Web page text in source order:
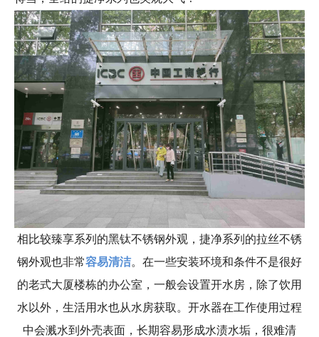
相比较臻享系列的黑钛不锈钢外观，捷净系列的拉丝不锈
钢外观也非常容易清洁。在一些安装环境和条件不是很好
的老式大厦楼栋的办公室，一般会设置开水房，除了饮用
水以外，生活用水也从水房获取。开水器在工作使用过程
中会溅水到外壳表面，长期容易形成水渍水垢，很难清